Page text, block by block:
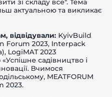
зі складу все". Тема
актуальною та викликає
відвідували: KyivBuild
Forum 2023, Interpack
LogiMAT 2023
садівництво і
Вчимося
MEATFORUM
2023.